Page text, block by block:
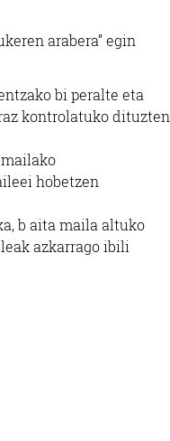
arabera” egin
bi peralte eta
kontrolatuko dituzten
hobetzen
b aita maila altuko
azkarrago ibili